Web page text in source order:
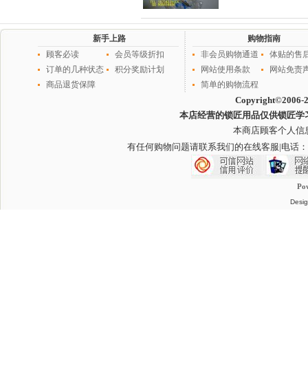
新手上路
顾客必读
会员等级折扣
订单的几种状态
积分奖励计划
商品退货保障
购物指南
非会员购物通道
体贴的售
网站使用条款
网站免责
简单的购物流程
Copyright©2006-
本店经营的锁匠用品仅供锁匠
本商店顾客个人信
有任何购物问题请联系我们的在线客服|电话：